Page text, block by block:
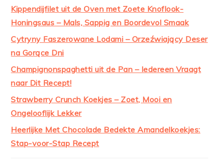
Kippendijfilet uit de Oven met Zoete Knoflook-
Honingsaus – Mals, Sappig en Boordevol Smaak
Cytryny Faszerowane Lodami – Orzeźwiający Deser
na Gorące Dni
Champignonspaghetti uit de Pan – Iedereen Vraagt
naar Dit Recept!
Strawberry Crunch Koekjes – Zoet, Mooi en
Ongelooflijk Lekker
Heerlijke Met Chocolade Bedekte Amandelkoekjes:
Stap-voor-Stap Recept